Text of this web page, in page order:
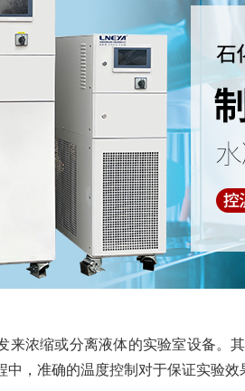
来浓缩或分离液体的实验室设备。
，准确的温度控制对于保证实验效